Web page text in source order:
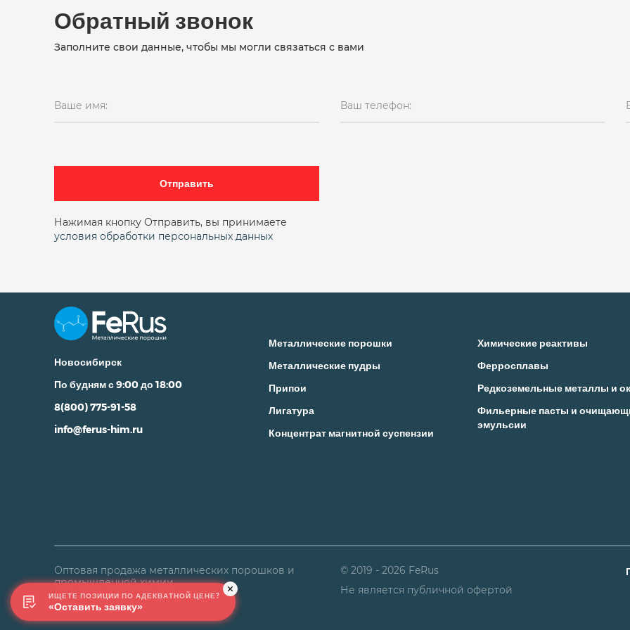
Обратный звонок
Заполните свои данные, чтобы мы могли связаться с вами
Ваше имя: Ваш телефон:
Отправить
Нажимая кнопку Отправить, вы принимаете
условия обработки персональных данных
Новосибирск
По будням с 9:00 до 18:00
8(800) 775-91-58
info@ferus-him.ru
Металлические порошки
Металлические пудры
Припои
Лигатура
Концентрат магнитной суспензии
Химические реактивы
Ферросплавы
Редкоземельные металлы и
Фильерные пасты и
эмульсии
Оптовая продажа металлических порошков и
промышленной химии
© 2019 - 2026 FeRus
Не является публичной офертой
ИЩЕТЕ ПОЗИЦИИ ПО АДЕКВАТНОЙ ЦЕНЕ?
«Оставить заявку»